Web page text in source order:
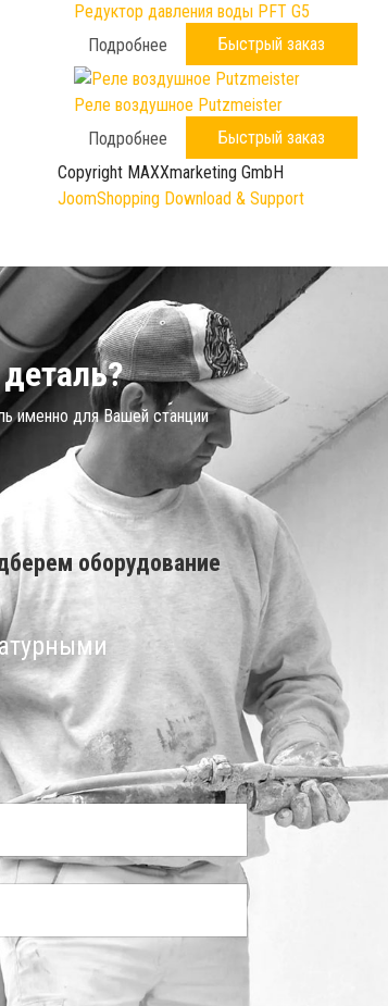
Редуктор давления воды PFT G5
Подробнее
Быстрый заказ
Реле воздушное Putzmeister
Подробнее
Быстрый заказ
Copyright MAXXmarketing GmbH
JoomShopping Download & Support
именно для Вашей станции
оборудование